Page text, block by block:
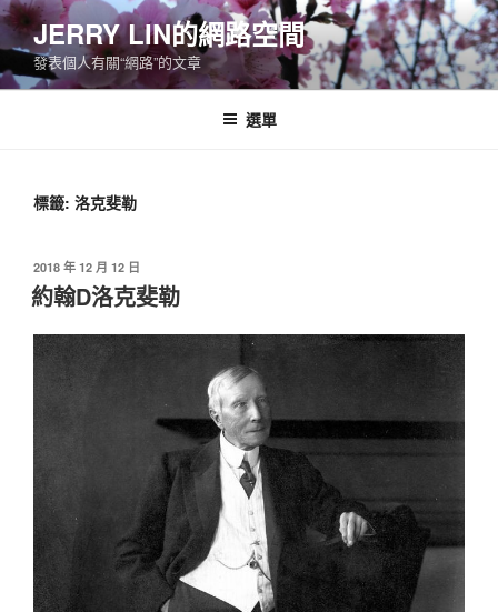
跳
至
主
要
JERRY LIN的網路空間
發表個人有關“網路”的文章
選單
標籤: 洛克斐勒
發
佈
於
2018 年 12 月 12 日
約翰D洛克斐勒